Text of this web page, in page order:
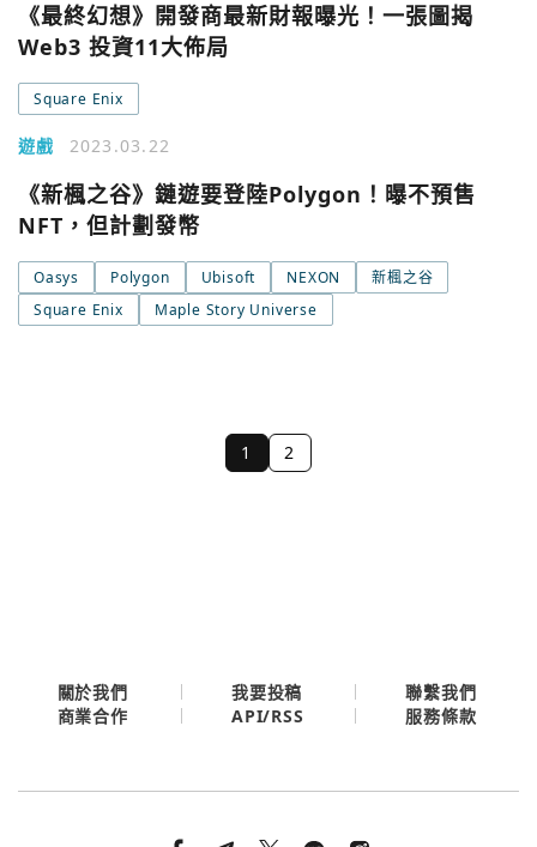
《最終幻想》開發商最新財報曝光！一張圖揭
Web3 投資11大佈局
Square Enix
遊戲 2023.03.22
《新楓之谷》鏈遊要登陸Polygon！曝不預售
NFT，但計劃發幣
Oasys Polygon Ubisoft NEXON
新楓之谷
Square Enix
Maple Story Universe
1 2
關於我們 我要投稿
聯繫我們
商業合作
API/RSS 服務條款